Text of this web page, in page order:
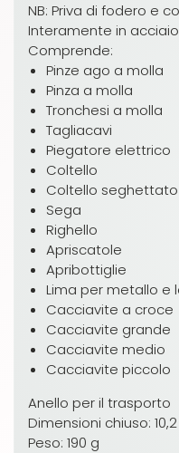
NB: Priva di fodero e
Interamente in
Comprende:
Pinze ago a molla
Pinza a molla
Tronchesi a molla
Tagliacavi
Piegatore elettrico
Coltello
Coltello seghettato
Sega
Righello
Apriscatole
Apribottiglie
Lima per metallo e
Cacciavite a croce
Cacciavite grande
Cacciavite medio
Cacciavite piccolo
Anello per il trasporto
Dimensioni chiuso:
Peso: 190 g